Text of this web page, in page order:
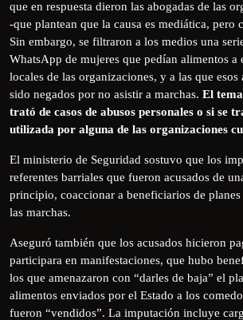
que en respuesta dieron las abogadas de las
-que plantean que la causa es mediática, pero
Sin embargo, se filtraron a los medios una
WhatsApp de mujeres que pedían alimentos a
locales de las organizaciones, y a las que
sido negados por no asistir a marchas. El
trató de casos de abusos personales o si se
utilizada por alguna de las organizaciones
El ministerio de Seguridad sostuvo que los
referentes barriales que fueron acusados de
principio, coaccionar a beneficiarios de planes
las marchas.
Aseguró también que los acusados hicieron
participara en manifestaciones, que hubo
los que amenazaron con “darles de baja” el
alimentos enviados por el Estado a los
fueron “vendidos”. La imputación incluye